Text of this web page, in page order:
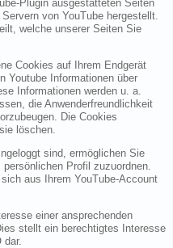
Plugin ausgestatteten Seiten
von YouTube hergestellt.
welche unserer Seiten Sie
Cookies auf Ihrem Endgerät
Youtube Informationen über
Informationen werden u. a.
die Anwenderfreundlichkeit
Die Cookies
löschen.
sind, ermöglichen Sie
Profil zuzuordnen.
aus Ihrem YouTube-Account
einer ansprechenden
stellt ein berechtigtes Interesse